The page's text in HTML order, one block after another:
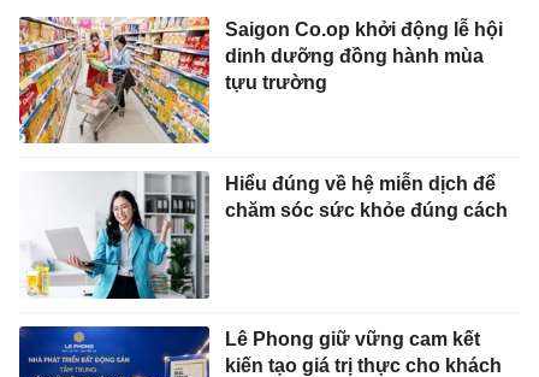
Saigon Co.op khởi động lễ hội
dinh dưỡng đồng hành mùa
tựu trường
Hiểu đúng về hệ miễn dịch để
chăm sóc sức khỏe đúng cách
Lê Phong giữ vững cam kết
kiến tạo giá trị thực cho khách